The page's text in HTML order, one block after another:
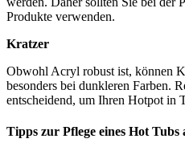
Produkte verwenden.
Kratzer
Obwohl Acryl robust ist, können
besonders bei dunkleren Farben.
entscheidend, um Ihren Hotpot in
Tipps zur Pflege eines Hot Tubs